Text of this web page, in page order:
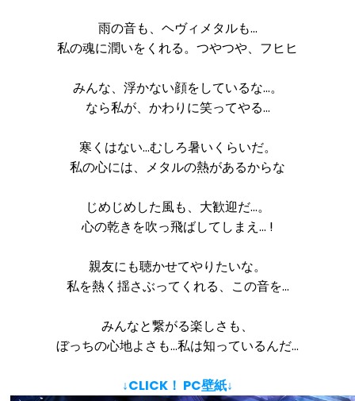
雨の音も、ヘヴィメタルも…
私の魂に潤いをくれる。つやつや、フヒヒ
みんな、浮かない顔をしているな…。
なら私が、かわりに笑ってやる…
寒くはない…むしろ暑いくらいだ。
私の心には、メタルの熱があるからな
じめじめした風も、大歓迎だ…。
心の乾きを吹っ飛ばしてしまえ… !
親友にも聴かせてやりたいな。
私を熱く揺さぶってくれる、この音を…
みんなと繋がる楽しさも、
ぼっちの心地よさも…私は知っているんだ…
↓CLICK！ PC壁紙↓